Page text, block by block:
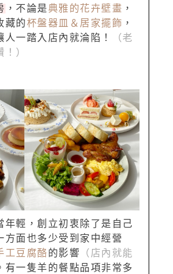
，不論是典雅的花卉壁畫 ，
藏的杯盤器皿＆居家擺飾 ，
一踏入店內就淪陷！
（老
）
年輕，創立初衷除了是自己
方面也多少受到家中經營
工豆腐酪 的影響 （店內就能
有一隻羊的餐點品項非常多